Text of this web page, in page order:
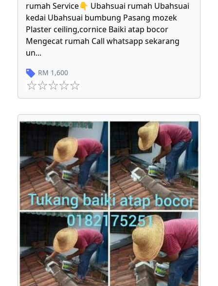
rumah Service👇 Ubahsuai rumah Ubahsuai
kedai Ubahsuai bumbung Pasang mozek
Plaster ceiling,cornice Baiki atap bocor
Mengecat rumah Call whatsapp sekarang
un...
RM 1,600